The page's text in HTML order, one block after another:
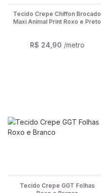
Tecido Crepe Chiffon Brocado
Maxi Animal Print Roxo e Preto
R$ 24,90 /metro
Tecido Crepe GGT Folhas